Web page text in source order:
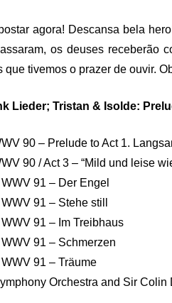
agora! Descansa bela
os deuses receberão
tivemos o prazer de ouvir.
Lieder; Tristan & Isolde:
90 – Prelude to Act 1.
90 / Act 3 – “Mild und leise
91 – Der Engel
91 – Stehe still
91 – Im Treibhaus
91 – Schmerzen
91 – Träume
Orchestra and Sir Colin